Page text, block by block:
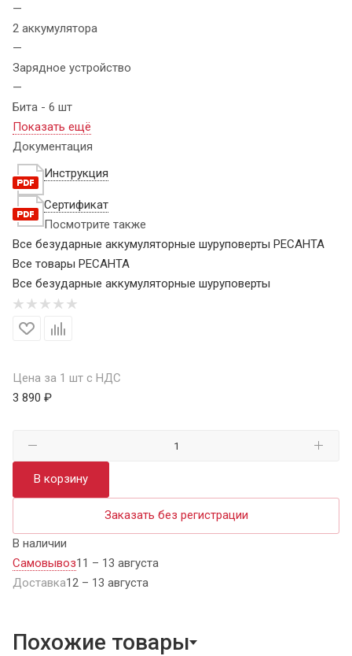
—
2 аккумулятора
—
Зарядное устройство
—
Бита - 6 шт
Показать ещё
Документация
Инструкция
Сертификат
Посмотрите также
Все безударные аккумуляторные шуруповерты РЕСАНТА
Все товары РЕСАНТА
Все безударные аккумуляторные шуруповерты
Цена за 1 шт с НДС
3 890 ₽
В корзину
Заказать без регистрации
В наличии
Самовывоз11 – 13 августа
Доставка12 – 13 августа
Похожие товары